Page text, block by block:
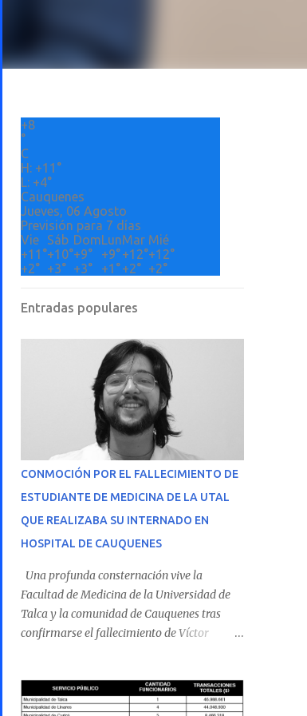
+8
°
C
H: +11°
L: +4°
Cauquenes
Jueves, 06 Agosto
Previsión para 7 días
Vie
Sáb DomLunMar Mié
+11°+10°+9° +9°+12°+12°
+2° +3° +3° +1°+2° +2°
Entradas populares
CONMOCIÓN POR EL FALLECIMIENTO DE
ESTUDIANTE DE MEDICINA DE LA UTAL
QUE REALIZABA SU INTERNADO EN
HOSPITAL DE CAUQUENES
Una profunda consternación vive la
Facultad de Medicina de la Universidad de
Talca y la comunidad de Cauquenes tras
confirmarse el fallecimiento de Víctor
Cauquenes. De acuerdo con los antecedentes
conocidos, el joven se presentó a cumplir su